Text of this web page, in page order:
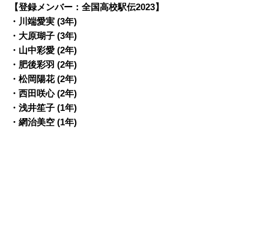
【登録メンバー：全国高校駅伝2023】
・川端愛実 (3年)
・大原瑚子 (3年)
・山中彩愛 (2年)
・肥後彩羽 (2年)
・松岡陽花 (2年)
・西田咲心 (2年)
・浅井笙子 (1年)
・網治美空 (1年)